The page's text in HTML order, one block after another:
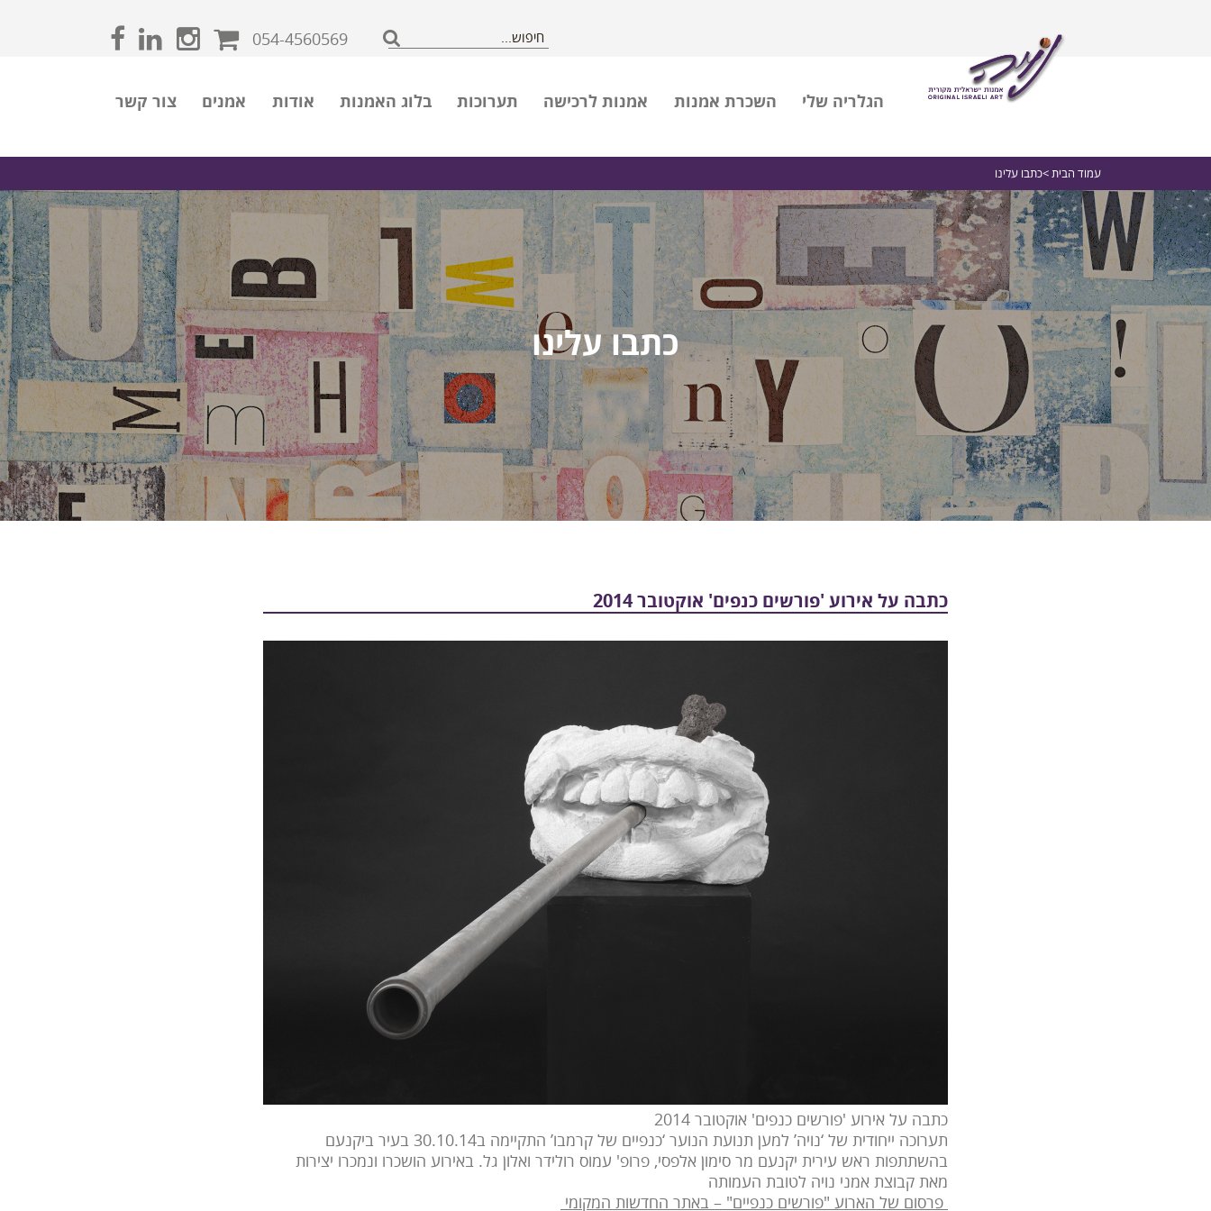
054-4560569
הגלריה שלי השכרת אמנות אמנות לרכישה תערוכות בלוג האמנות אודות אמנים צור קשר
עמוד הבית >כתבו עלינו
כתבו עלינו
כתבה על אירוע 'פורשים כנפים' אוקטובר 2014
כתבה על אירוע 'פורשים כנפים' אוקטובר 2014
תערוכה ייחודית של ‘נויה’ למען תנועת הנוער ‘כנפיים של קרמבו’ התקיימה ב30.10.14 בעיר ביקנעם
בהשתתפות ראש עירית יקנעם מר סימון אלפסי, פרופ' עמוס רולידר ואלון גל. באירוע הושכרו ונמכרו יצירות
מאת קבוצת אמני נויה לטובת העמותה
פרסום של הארוע "פורשים כנפיים" – באתר החדשות המקומי